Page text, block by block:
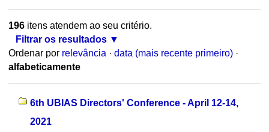
196itens atendem ao seu critério.
Filtrar os resultados
Ordenar por relevância · data (mais recente primeiro) ·
alfabeticamente
6th UBIAS Directors' Conference - April 12-14,
2021